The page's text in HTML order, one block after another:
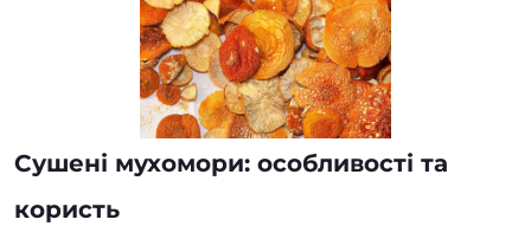
Сушені мухомори: особливості та
користь